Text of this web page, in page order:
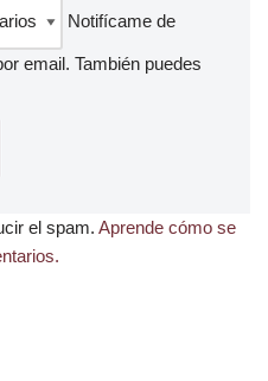
Notifícame de
email. También puedes
el spam. Aprende cómo se